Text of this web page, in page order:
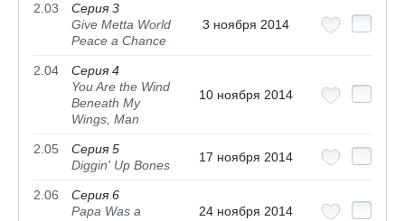
2.03
Серия 3
Give Metta World
Peace a Chance
3 ноября 2014
2.04
Серия 4
You Are the Wind
Beneath My
Wings, Man
10 ноября 2014
2.05
Серия 5
Diggin' Up Bones
17 ноября 2014
2.06
Серия 6
Papa Was a
24 ноября 2014